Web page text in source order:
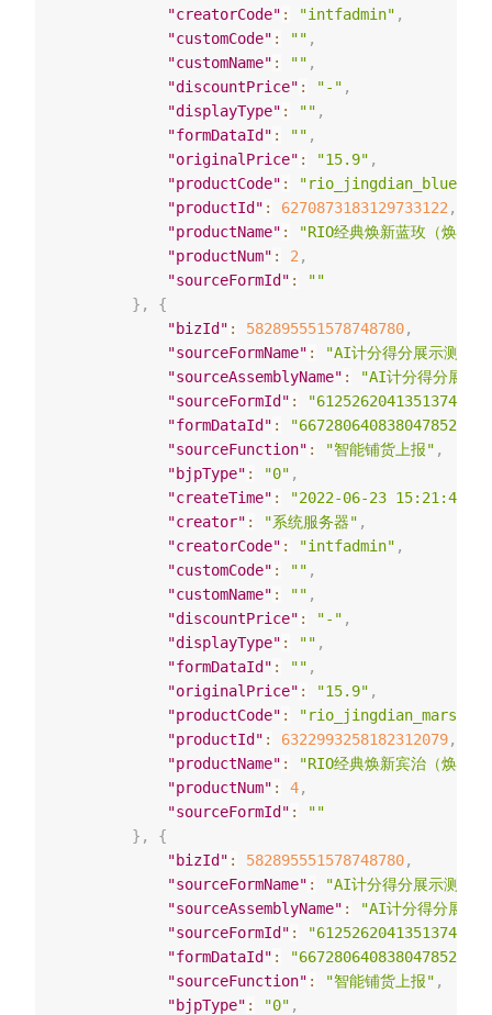
"creatorCode" : "intfadmin" ,
"customCode" : "" ,
"customName" : "" ,
"discountPrice" : "-" ,
"displayType" : "" ,
"formDataId" : "" ,
"originalPrice" : "15.9" ,
"productCode" :
"productId" : 6270873183129733122 ,
"productName" :
"RIO经典焕新蓝玫（焕新
"productNum" : 2 ,
"sourceFormId" :
""
} ,
{
"bizId" : 582895551578748780,
"sourceFormName" : "AI计分得分展示测试"
"sourceAssemblyName" :
"AI计分得分展示
"sourceFormId" :
"6125262041351374637"
"formDataId" : "6672806408380478522"
"sourceFunction" : "智能铺货上报" ,
"bjpType" : "0" ,
"createTime" : "2022-06-23 15:21:48"
"creator" : "系统服务器" ,
"creatorCode" : "intfadmin" ,
"customCode" : "" ,
"customName" : "" ,
"discountPrice" : "-" ,
"displayType" : "" ,
"formDataId" : "" ,
"originalPrice" : "15.9" ,
"productCode" :
"productId" : 6322993258182312079,
"productName" :
"RIO经典焕新宾治（焕新
"productNum" : 4,
"sourceFormId" :
""
} ,
{
"bizId" : 582895551578748780,
"sourceFormName" : "AI计分得分展示测试"
"sourceAssemblyName" :
"AI计分得分展示
"sourceFormId" :
"6125262041351374637"
"formDataId" : "6672806408380478522"
"sourceFunction" : "智能铺货上报" ,
"bjpType" : "0" ,